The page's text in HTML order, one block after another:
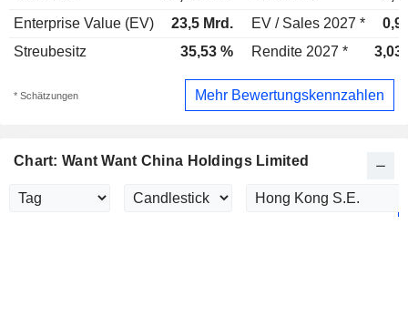
Enterprise Value (EV)
23,5 Mrd. EV / Sales 2027 *
Streubesitz
35,53 % Rendite 2027 * 3,03
* Schätzungen Mehr Bewertungskennzahlen
Chart: Want Want China Holdings Limited